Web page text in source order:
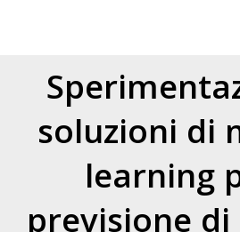
soluzioni di
learning
previsione